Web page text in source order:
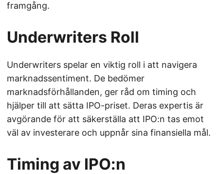
framgång.
Underwriters Roll
Underwriters spelar en viktig roll i att navigera
marknadssentiment. De bedömer
marknadsförhållanden, ger råd om timing och
hjälper till att sätta IPO-priset. Deras expertis är
avgörande för att säkerställa att IPO:n tas emot
väl av investerare och uppnår sina finansiella mål.
Timing av IPO:n